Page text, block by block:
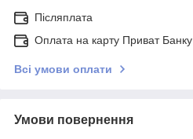
Післяплата
Оплата на карту Приват Банку
Всі умови оплати
Умови повернення